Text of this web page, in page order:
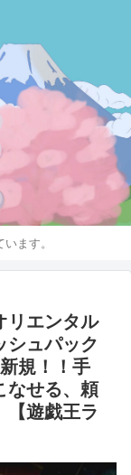
ます。
リエンタル
シュパック
規！！手
なせる、頼
【遊戯王ラ